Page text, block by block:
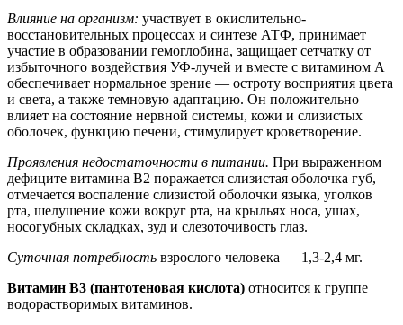
Влияние на организм: участвует в окислительно-
восстановительных процессах и синтезе АТФ, принимает
участие в образовании гемоглобина, защищает сетчатку от
избыточного воздействия УФ-лучей и вместе с витамином А
обеспечивает нормальное зрение — остроту восприятия цвета
и света, а также темновую адаптацию. Он положительно
влияет на состояние нервной системы, кожи и слизистых
оболочек, функцию печени, стимулирует кроветворение.
Проявления недостаточности в питании. При выраженном
дефиците витамина В2 поражается слизистая оболочка губ,
отмечается воспаление слизистой оболочки языка, уголков
рта, шелушение кожи вокруг рта, на крыльях носа, ушах,
носогубных складках, зуд и слезоточивость глаз.
Суточная потребность взрослого человека — 1,3-2,4 мг.
Витамин В3 (пантотеновая кислота) относится к группе
водорастворимых витаминов.